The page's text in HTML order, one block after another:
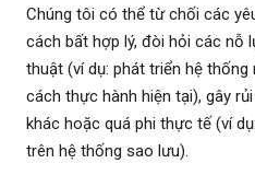
Chúng tôi có thể từ chối các
cách bất hợp lý, đòi hỏi các nỗ
thuật (ví dụ: phát triển hệ
cách thực hành hiện tại), gây
khác hoặc quá phi thực tế (ví
trên hệ thống sao lưu).